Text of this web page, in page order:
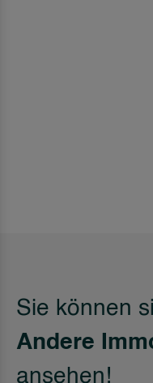
Sie können
Andere
ansehen!